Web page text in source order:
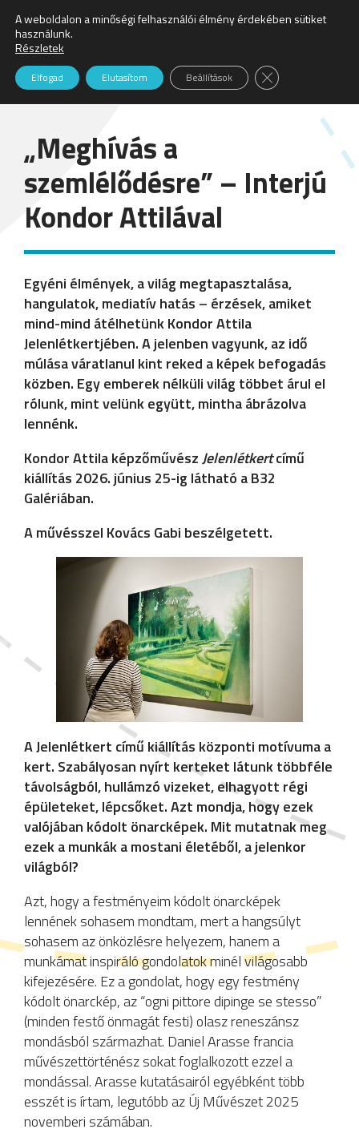
Keresés:
Hírek
„Meghívás a
szemlélődésre” – Interjú
Kondor Attilával
Egyéni élmények, a világ megtapasztalása,
hangulatok, mediatív hatás – érzések, amiket
mind-mind átélhetünk Kondor Attila
Jelenlétkertjében. A jelenben vagyunk, az idő
múlása váratlanul kint reked a képek befogadás
közben. Egy emberek nélküli világ többet árul el
rólunk, mint velünk együtt, mintha ábrázolva
lennénk.
Kondor Attila képzőművészJelenlétkertcímű
kiállítás 2026. június 25-ig látható a B32
Galériában.
A művésszel Kovács Gabi beszélgetett.
A Jelenlétkert című kiállítás központi motívuma a
kert. Szabályosan nyírt kerteket látunk többféle
távolságból, hullámzó vizeket, elhagyott régi
épületeket, lépcsőket. Azt mondja, hogy ezek
valójában kódolt önarcképek. Mit mutatnak meg
ezek a munkák a mostani életéből, a jelenkor
világból?
Azt, hogy a festményeim kódolt önarcképek
lennének sohasem mondtam, mert a hangsúlyt
sohasem az önközlésre helyezem, hanem a
munkámat inspiráló gondolatok minél világosabb
kifejezésére. Ez a gondolat, hogy egy festmény
kódolt önarckép, az “ogni pittore dipinge se stesso”
(minden festő önmagát festi) olasz reneszánsz
mondásból származhat. Daniel Arasse francia
művészettörténész sokat foglalkozott ezzel a
mondással. Arasse kutatásairól egyébként több
esszét is írtam, legutóbb az Új Művészet 2025
novemberi számában.
A weboldalon a minőségi felhasználói élmény érdekében sütiket
használunk.
Részletek
Elfogad Elutasítom Beállítások Close GDPR